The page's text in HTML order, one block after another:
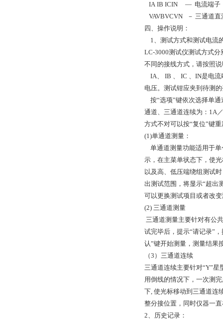
IA IB ICIN ― 电流端子
VAVBVCVN － 三通道直
四、操作说明：
1、测试方式和测试电流
LC-3000测试仪测试方式
不同的接线方式，请按照
IA、 IB 、 IC 、IN是电流
电压。测试钳应夹到待测
按“选项”键依次选择单通
通道、三通道连续为：1A
方式不对可以按“复位”键
(1)单通道测量：
单通道测量功能适用于单
示，在主菜单状态下，使
以及高、低压端绕组测试
出测试范围，将显示“超出
可以更换测试项目或者改
(2) 三通道测量
三通道测量主要针对有公
试完毕后，提示“请记录”
认”键开始测量，测量结果
（3）三通道连续
三通道连续主要针对“Y”
用倒线的情况下，一次测
下, 使光标移动到三通道连
整分接位置，同时仪器一
2、历史记录：